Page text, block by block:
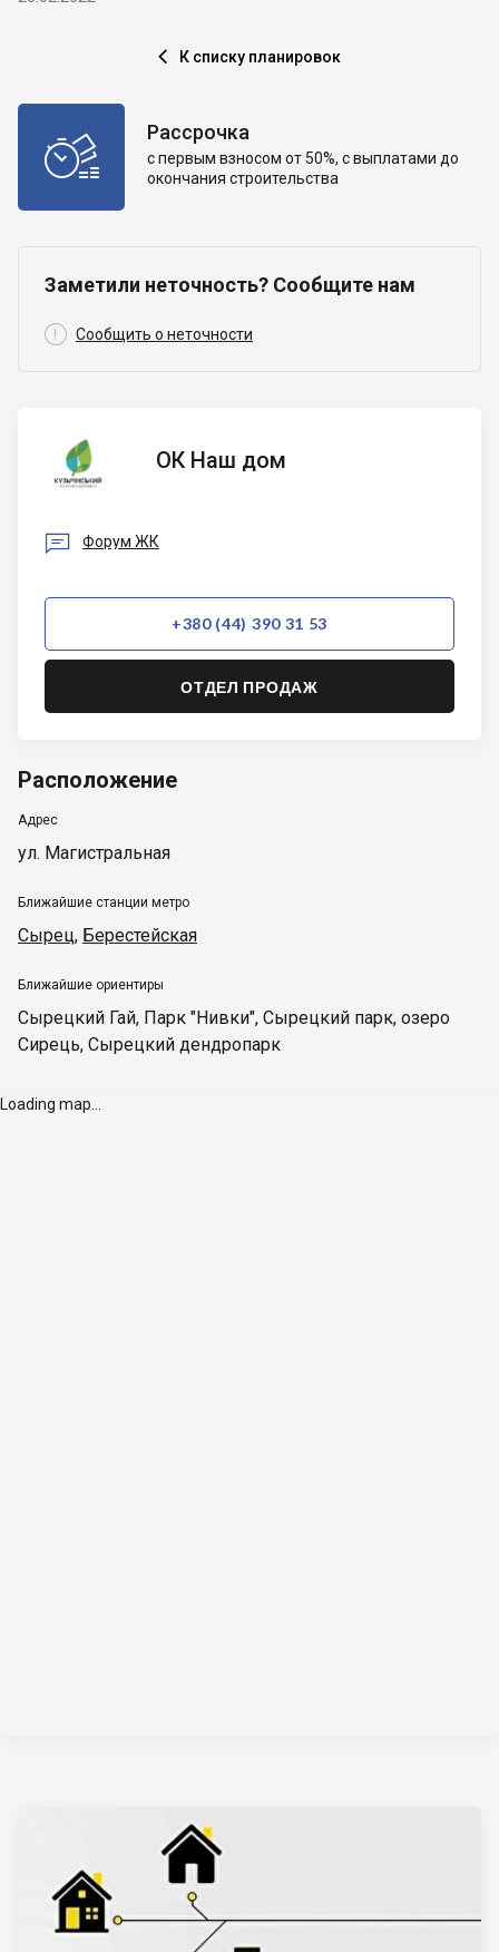
 К списку планировок
 Рассрочка
с первым взносом от 50%, с выплатами до
окончания строительства
Заметили неточность? Сообщите нам
 Сообщить о неточности
ОК Наш
дом
ОК Наш дом
 Форум ЖК
+380 (44) 390 31 53
ОТДЕЛ ПРОДАЖ
Расположение
Адрес
ул. Магистральная
Ближайшие станции метро
Сырец, Берестейская
Ближайшие ориентиры
Сырецкий Гай, Парк "Нивки", Сырецкий парк, озеро
Сирець, Сырецкий дендропарк
Loading map...